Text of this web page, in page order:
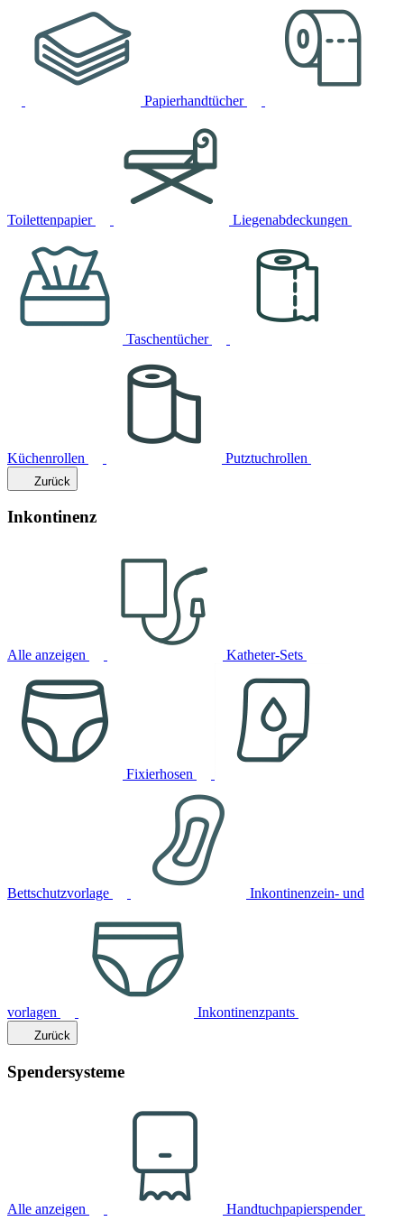
Papierhandtücher
Toilettenpapier Liegenabdeckungen
Taschentücher
Küchenrollen Putztuchrollen
Zurück
Inkontinenz
Alle anzeigen Katheter-Sets
Fixierhosen
Bettschutzvorlage Inkontinenzein- und
vorlagen Inkontinenzpants
Zurück
Spendersysteme
Alle anzeigen Handtuchpapierspender